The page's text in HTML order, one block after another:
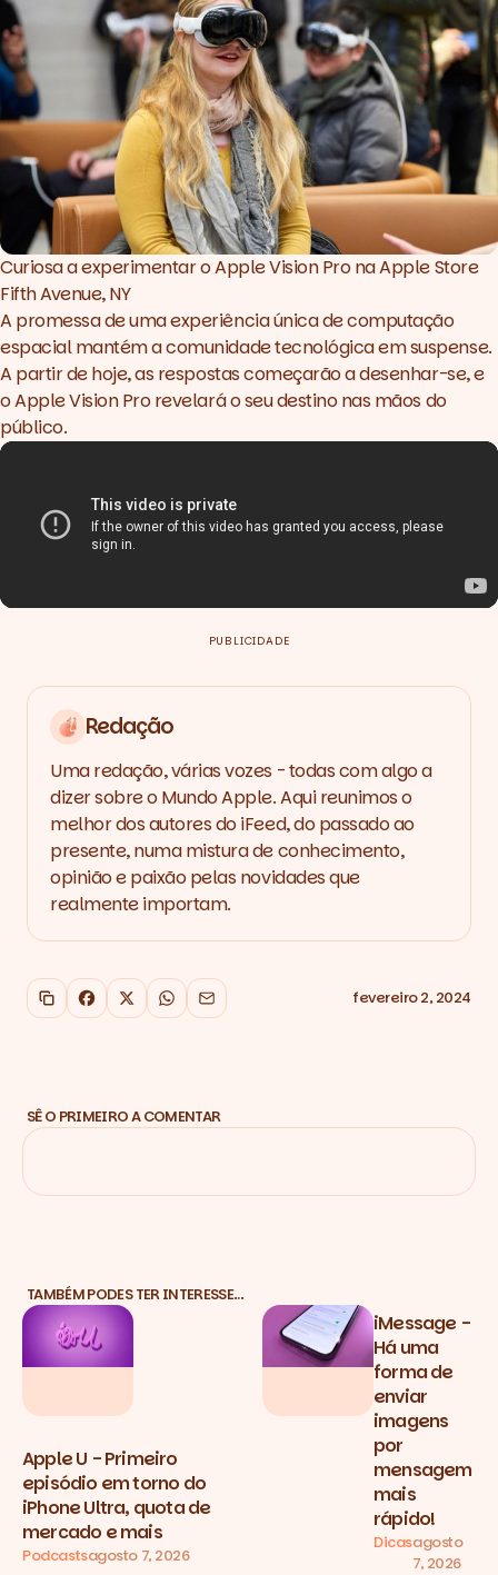
Curiosa a experimentar o Apple Vision Pro na Apple Store
Fifth Avenue, NY
A promessa de uma experiência única de computação
espacial mantém a comunidade tecnológica em suspense.
A partir de hoje, as respostas começarão a desenhar-se, e
o Apple Vision Pro revelará o seu destino nas mãos do
público.
PUBLICIDADE
Redação
Uma redação, várias vozes - todas com algo a
dizer sobre o Mundo Apple. Aqui reunimos o
melhor dos autores do iFeed, do passado ao
presente, numa mistura de conhecimento,
opinião e paixão pelas novidades que
realmente importam.
Copiar link
Facebook
X WhatsApp
Email fevereiro 2, 2024
SÊ O PRIMEIRO A COMENTAR
TAMBÉM PODES TER INTERESSE…
Apple U - Primeiro
episódio em torno do
iPhone Ultra, quota de
mercado e mais
Podcastsagosto 7, 2026
iMessage -
Há uma
forma de
enviar
imagens
por
mensagem
mais
rápido!
Dicasagosto
7, 2026